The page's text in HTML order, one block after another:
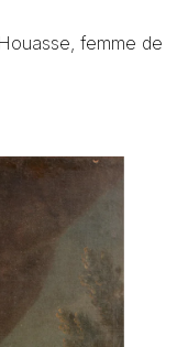
femme de